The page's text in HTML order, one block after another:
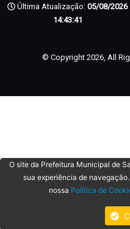
Última Atualização: 05/08/2026
14:43:41
© Copyright 2026, All
O site da Prefeitura Municipal de
sua experiência de
nossa Política de